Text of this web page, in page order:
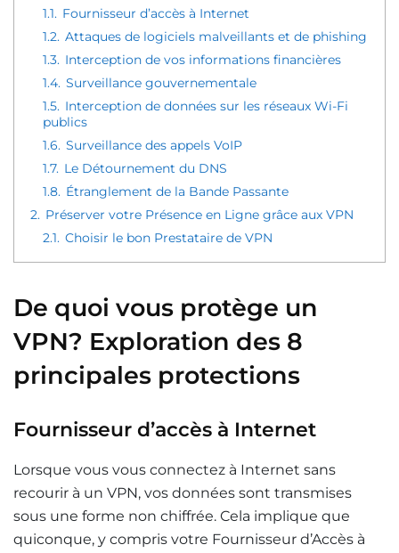
1.1. Fournisseur d’accès à Internet
1.2. Attaques de logiciels malveillants et de phishing
1.3. Interception de vos informations financières
1.4. Surveillance gouvernementale
1.5. Interception de données sur les réseaux Wi-Fi
publics
1.6. Surveillance des appels VoIP
1.7. Le Détournement du DNS
1.8. Étranglement de la Bande Passante
2. Préserver votre Présence en Ligne grâce aux VPN
2.1. Choisir le bon Prestataire de VPN
De quoi vous protège un
VPN? Exploration des 8
principales protections
Fournisseur d’accès à Internet
Lorsque vous vous connectez à Internet sans
recourir à un VPN, vos données sont transmises
sous une forme non chiffrée. Cela implique que
quiconque, y compris votre Fournisseur d’Accès à